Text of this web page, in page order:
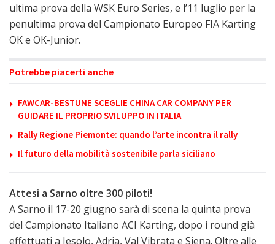
ultima prova della WSK Euro Series, e l’11 luglio per la
penultima prova del Campionato Europeo FIA Karting
OK e OK-Junior.
Potrebbe piacerti anche
FAWCAR-BESTUNE SCEGLIE CHINA CAR COMPANY PER
GUIDARE IL PROPRIO SVILUPPO IN ITALIA
Rally Regione Piemonte: quando l’arte incontra il rally
Il futuro della mobilità sostenibile parla siciliano
Attesi a Sarno oltre 300 piloti!
A Sarno il 17-20 giugno sarà di scena la quinta prova
del Campionato Italiano ACI Karting, dopo i round già
effettuati a Jesolo, Adria, Val Vibrata e Siena. Oltre alle